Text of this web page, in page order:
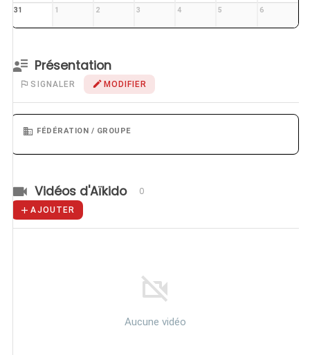
31 1 2 3 4 5 6
Présentation
SIGNALER MODIFIER
FÉDÉRATION / GROUPE
Vidéos d'Aïkido 0
AJOUTER
Aucune vidéo